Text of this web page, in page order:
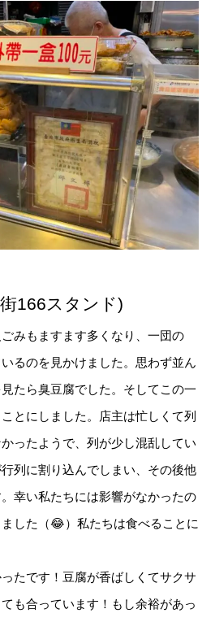
166スタンド)
みもますます多くなり、一団の
るのを見かけました。思わず並ん
たら臭豆腐でした。そしてこの一
とにしました。店主は忙しくて列
ったようで、列が少し混乱してい
列に割り込んでしまい、その後他
幸い私たちには影響がなかったの
した（😂）私たちは食べることに
たです！豆腐が香ばしくてサクサ
も合っています！もし余裕があっ